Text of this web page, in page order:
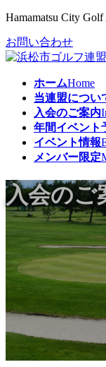
コ
テ
ン
ナ
ゲ
ー
Hamamatsu City Golf
お問い合わせ
ホームHome
当連盟につい
入会のご案内
年間イベント
イベント情報
メンバー限定
入会のご